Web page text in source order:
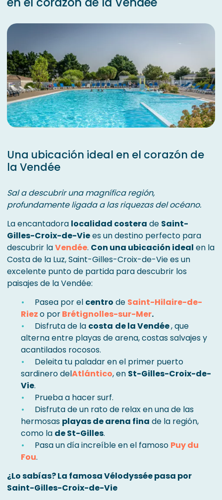
Una ubicación ideal en el corazón de
la Vendée
Sal a descubrir una magnífica región,
profundamente ligada a las riquezas del océano.
La encantadora localidad costera de Saint-
Gilles-Croix-de-Viees un destino perfecto para
descubrir laVendée. Con una ubicación ideal en la
Costa de la Luz, Saint-Gilles-Croix-de-Vie es un
excelente punto de partida para descubrir los
paisajes de la Vendée:
Pasea por el centro de Saint-Hilaire-de-
Riezo porBrétignolles-sur-Mer.
Disfruta de la costa de la Vendée, que
alterna entre playas de arena, costas salvajes y
acantilados rocosos.
Deleita tu paladar en el primer puerto
sardinero delAtlántico, en St-Gilles-Croix-de-
Vie.
Prueba a hacer surf.
Disfruta de un rato de relax en una de las
hermosas playas de arena fina de la región,
como la de St-Gilles.
Pasa un día increíble en el famoso Puy du
Fou.
¿Lo sabías? La famosa Vélodyssée pasa por
Saint-Gilles-Croix-de-Vie